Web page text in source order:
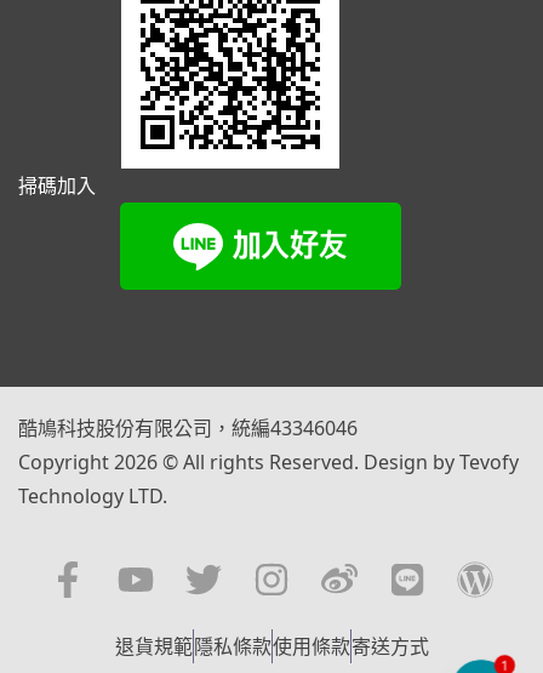
掃碼加入
酷鳩科技股份有限公司，統編43346046
Copyright 2026 © All rights Reserved. Design by Tevofy
Technology LTD.
退貨規範隱私條款使用條款寄送方式
1